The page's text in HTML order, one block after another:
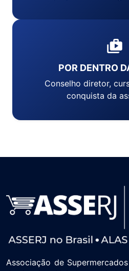
POR DENTRO
Conselho diretor,
conquista da
Associação de